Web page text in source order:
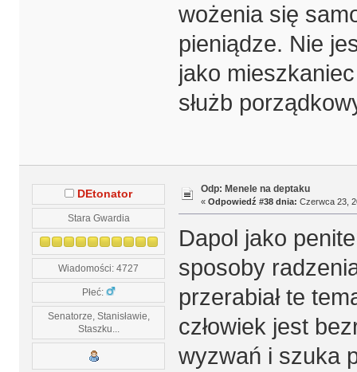
wożenia się
pieniądze. Nie
jako
służb
DEtonator
Stara Gwardia
Wiadomości: 4727
Płeć:
Senatorze, Stanisławie,
Staszku...
Odp: Menele na deptaku
« Odpowiedź #38 dnia: Czerwca 23,
Dapol jako
sposoby
przerabiał te
człowiek jest
wyzwań i szuka